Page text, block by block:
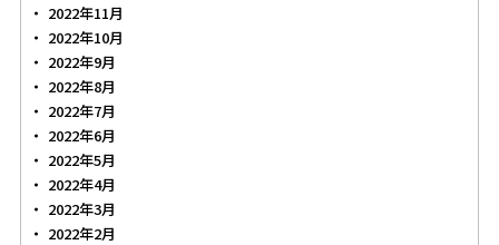
2022年11月
2022年10月
2022年9月
2022年8月
2022年7月
2022年6月
2022年5月
2022年4月
2022年3月
2022年2月